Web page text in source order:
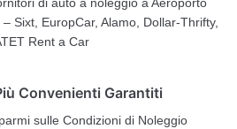
Sixt, EuropCar, Alamo, Dollar-Thrifty,
Rent a Car
Convenienti Garantiti
sulle Condizioni di Noleggio